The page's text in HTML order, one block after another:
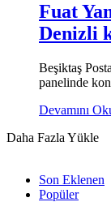
Fuat
Denizli
Beşiktaş
panelinde
Devamını
Daha Fazla Yükle
Son Eklenen
Popüler